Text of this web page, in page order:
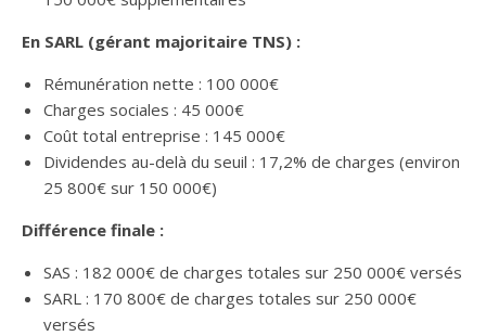
En SARL (gérant majoritaire TNS) :
Rémunération nette : 100 000€
Charges sociales : 45 000€
Coût total entreprise : 145 000€
Dividendes au-delà du seuil : 17,2% de charges (environ
25 800€ sur 150 000€)
Différence finale :
SAS : 182 000€ de charges totales sur 250 000€ versés
SARL : 170 800€ de charges totales sur 250 000€
versés